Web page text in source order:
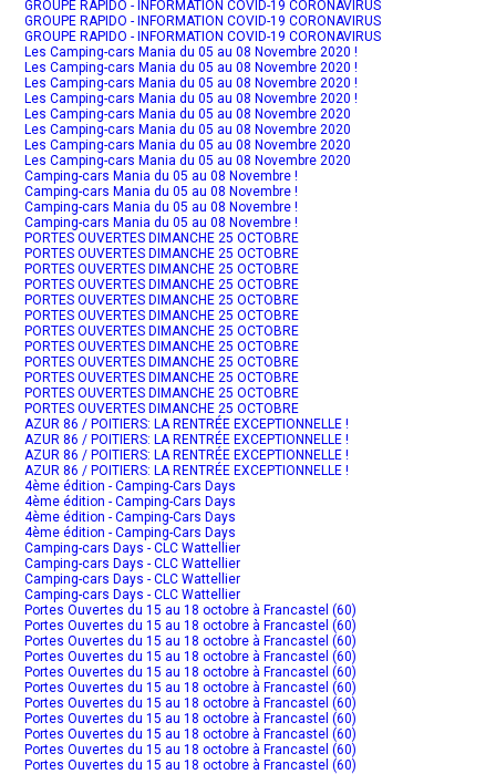
GROUPE RAPIDO - INFORMATION COVID-19 CORONAVIRUS
GROUPE RAPIDO - INFORMATION COVID-19 CORONAVIRUS
GROUPE RAPIDO - INFORMATION COVID-19 CORONAVIRUS
Les Camping-cars Mania du 05 au 08 Novembre 2020 !
Les Camping-cars Mania du 05 au 08 Novembre 2020 !
Les Camping-cars Mania du 05 au 08 Novembre 2020 !
Les Camping-cars Mania du 05 au 08 Novembre 2020 !
Les Camping-cars Mania du 05 au 08 Novembre 2020
Les Camping-cars Mania du 05 au 08 Novembre 2020
Les Camping-cars Mania du 05 au 08 Novembre 2020
Les Camping-cars Mania du 05 au 08 Novembre 2020
Camping-cars Mania du 05 au 08 Novembre !
Camping-cars Mania du 05 au 08 Novembre !
Camping-cars Mania du 05 au 08 Novembre !
Camping-cars Mania du 05 au 08 Novembre !
PORTES OUVERTES DIMANCHE 25 OCTOBRE
PORTES OUVERTES DIMANCHE 25 OCTOBRE
PORTES OUVERTES DIMANCHE 25 OCTOBRE
PORTES OUVERTES DIMANCHE 25 OCTOBRE
PORTES OUVERTES DIMANCHE 25 OCTOBRE
PORTES OUVERTES DIMANCHE 25 OCTOBRE
PORTES OUVERTES DIMANCHE 25 OCTOBRE
PORTES OUVERTES DIMANCHE 25 OCTOBRE
PORTES OUVERTES DIMANCHE 25 OCTOBRE
PORTES OUVERTES DIMANCHE 25 OCTOBRE
PORTES OUVERTES DIMANCHE 25 OCTOBRE
PORTES OUVERTES DIMANCHE 25 OCTOBRE
AZUR 86 / POITIERS: LA RENTRÉE EXCEPTIONNELLE !
AZUR 86 / POITIERS: LA RENTRÉE EXCEPTIONNELLE !
AZUR 86 / POITIERS: LA RENTRÉE EXCEPTIONNELLE !
AZUR 86 / POITIERS: LA RENTRÉE EXCEPTIONNELLE !
4ème édition - Camping-Cars Days
4ème édition - Camping-Cars Days
4ème édition - Camping-Cars Days
4ème édition - Camping-Cars Days
Camping-cars Days - CLC Wattellier
Camping-cars Days - CLC Wattellier
Camping-cars Days - CLC Wattellier
Camping-cars Days - CLC Wattellier
Portes Ouvertes du 15 au 18 octobre à Francastel (60)
Portes Ouvertes du 15 au 18 octobre à Francastel (60)
Portes Ouvertes du 15 au 18 octobre à Francastel (60)
Portes Ouvertes du 15 au 18 octobre à Francastel (60)
Portes Ouvertes du 15 au 18 octobre à Francastel (60)
Portes Ouvertes du 15 au 18 octobre à Francastel (60)
Portes Ouvertes du 15 au 18 octobre à Francastel (60)
Portes Ouvertes du 15 au 18 octobre à Francastel (60)
Portes Ouvertes du 15 au 18 octobre à Francastel (60)
Portes Ouvertes du 15 au 18 octobre à Francastel (60)
Portes Ouvertes du 15 au 18 octobre à Francastel (60)